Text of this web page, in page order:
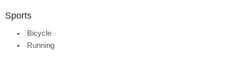
Sports
Bicycle
Running